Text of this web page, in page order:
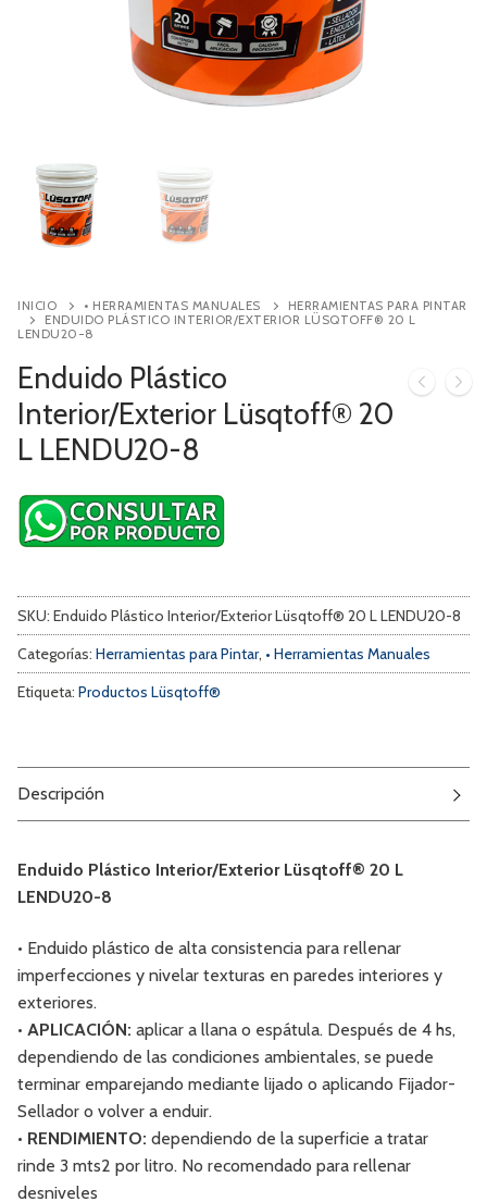
Contacto
INICIO • HERRAMIENTAS MANUALES
HERRAMIENTAS PARA PINTAR
ENDUIDO PLÁSTICO INTERIOR/EXTERIOR LÜSQTOFF® 20 L
LENDU20-8
Enduido Plástico
Interior/Exterior Lüsqtoff® 20
L LENDU20-8
SKU: Enduido Plástico Interior/Exterior Lüsqtoff® 20 L LENDU20-8
Categorías: Herramientas para Pintar, • Herramientas Manuales
Etiqueta: Productos Lüsqtoff®
Descripción
Enduido Plástico Interior/Exterior Lüsqtoff® 20 L
LENDU20-8
• Enduido plástico de alta consistencia para rellenar
imperfecciones y nivelar texturas en paredes interiores y
exteriores.
• APLICACIÓN: aplicar a llana o espátula. Después de 4 hs,
dependiendo de las condiciones ambientales, se puede
terminar emparejando mediante lijado o aplicando Fijador-
Sellador o volver a enduir.
• RENDIMIENTO: dependiendo de la superficie a tratar
rinde 3 mts2 por litro. No recomendado para rellenar
desniveles